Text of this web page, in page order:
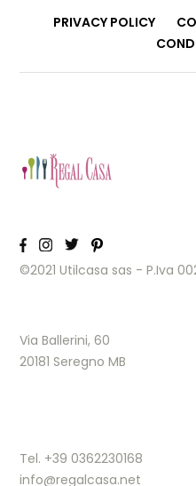
PRIVACY POLICY
©2021 Utilcasa sas - P.Iva
Via Ballerini, 60
20181 Seregno MB
Tel. +39 0362230168
info@regalcasa.net